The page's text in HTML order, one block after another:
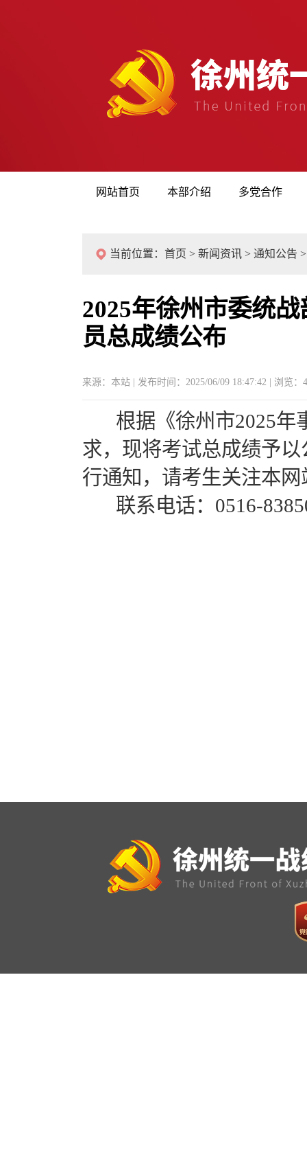
网站首页 本部介绍 多党合作
当前位置： 首页 > 新闻资讯 > 通知公告
2025年徐州市委统
员总成绩公布
来源：本站 | 发布时间：2025/06/09 18:47:42 | 浏览：
根据《徐州市2025年
求，现将考试总成绩予
行通知，请考生关注本
联系电话：0516-